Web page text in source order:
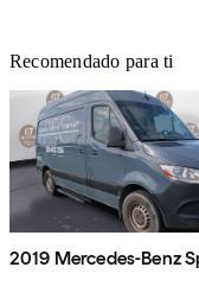
Recomendado para ti
2019 Mercedes-Benz